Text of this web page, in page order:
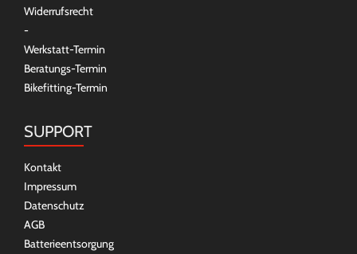
Widerrufsrecht
-
Werkstatt-Termin
Beratungs-Termin
Bikefitting-Termin
SUPPORT
Kontakt
Impressum
Datenschutz
AGB
Batterieentsorgung